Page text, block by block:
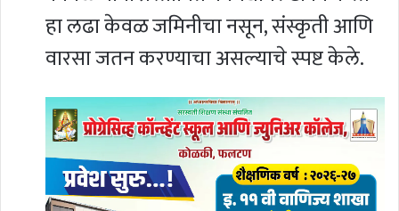
हा लढा केवळ जमिनीचा नसून, संस्कृती आणि
वारसा जतन करण्याचा असल्याचे स्पष्ट केले.